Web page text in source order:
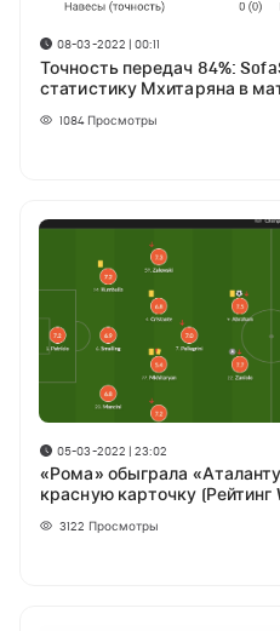
08-03-2022 | 00:11
Точность передач 84%:
статистику Мхитаряна в
1084 Просмотры
05-03-2022 | 23:02
«Рома» обыграла
красную карточку (Рейтинг
3122 Просмотры